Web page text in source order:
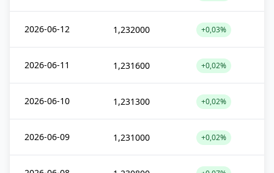
2026-06-12 1,232000 +0,03%
2026-06-11 1,231600 +0,02%
2026-06-10 1,231300 +0,02%
2026-06-09 1,231000 +0,02%